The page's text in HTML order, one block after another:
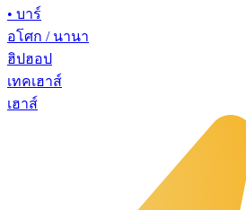
• บาร์
อโศก / นานา
ฮิปฮอป
เทคเฮาส์
เฮาส์